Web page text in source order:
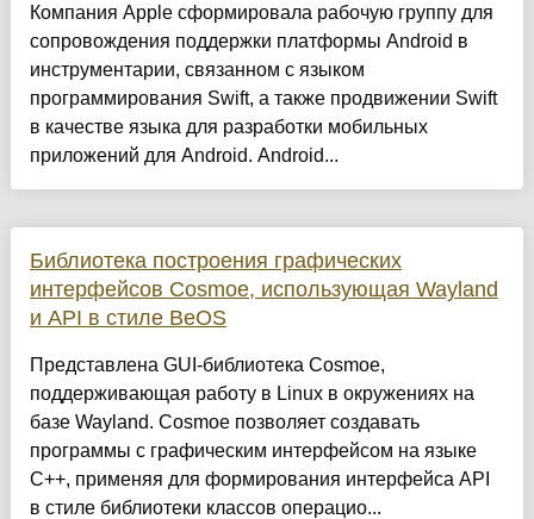
Компания Apple сформировала рабочую группу для
сопровождения поддержки платформы Android в
инструментарии, связанном с языком
программирования Swift, а также продвижении Swift
в качестве языка для разработки мобильных
приложений для Android. Android...
Библиотека построения графических
интерфейсов Cosmoe, использующая Wayland
и API в стиле BeOS
Представлена GUI-библиотека Cosmoe,
поддерживающая работу в Linux в окружениях на
базе Wayland. Cosmoe позволяет создавать
программы с графическим интерфейсом на языке
C++, применяя для формирования интерфейса API
в стиле библиотеки классов операцио...